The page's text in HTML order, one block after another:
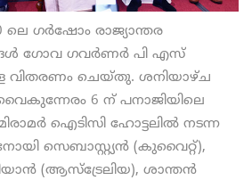
ലെ ഗർഷോം രാജ്യാന്തര
ഗോവ ഗവർണർ പി എസ്
വിതരണം ചെയ്തു. ശനിയാഴ്ച
വൈകുന്നേരം 6 ന് പനാജിയിലെ
ഐടിസി ഹോട്ടലിൽ നടന്ന
സെബാസ്റ്റ്യൻ (കുവൈറ്റ്),
(ആസ്‌ട്രേലിയ), ശാന്തൻ